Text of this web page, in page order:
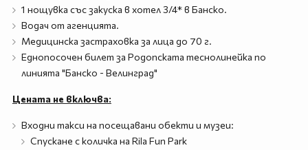
1 нощувкa със закускa в хотел 3/4* в Банско.
Водач от агенцията.
Медицинска застраховка за лица до 70 г.
Еднопосочен билет за Родопската теснолинейка по
линията "Банско - Велинград"
Цената не включва:
Входни такси на посещавани обекти и музеи:
Спускане с количка на Rila Fun Park